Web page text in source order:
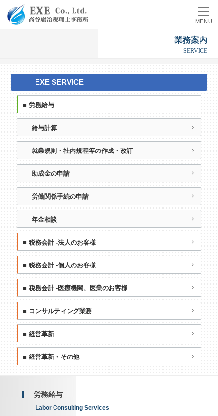
MENU
業務案内
SERVICE
EXE SERVICE
■ 労務給与
給与計算
就業規則・社内規程等の作成・改訂
助成金の申請
労働関係手続の申請
年金相談
■ 税務会計 -法人のお客様
■ 税務会計 -個人のお客様
■ 税務会計 -医療機関、医業のお客様
■ コンサルティング業務
■ 経営革新
■ 経営革新・その他
労務給与
Labor Consu lting Services